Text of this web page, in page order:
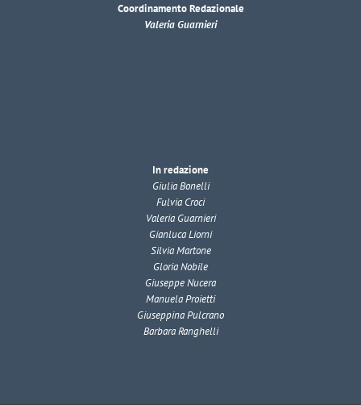
Coordinamento Redazionale
Valeria Guarnieri
In redazione
Giulia Bonelli
Fulvia Croci
Valeria Guarnieri
Gianluca Liorni
Silvia Martone
Gloria Nobile
Giuseppe Nucera
Manuela Proietti
Giuseppina Pulcrano
Barbara Ranghelli